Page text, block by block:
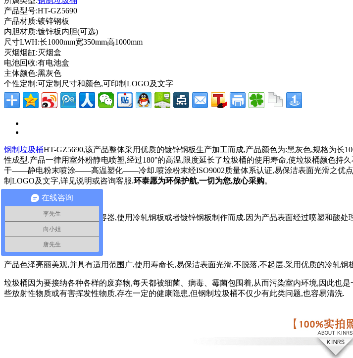
产品型号:HT-GZ5690
产品材质:镀锌钢板
内胆材质:镀锌板内胆(可选)
尺寸LWH:长1000mm宽350mm高1000mm
灭烟烟缸:灭烟盒
电池回收:有电池盒
主体颜色:黑灰色
个性定制:可定制尺寸和颜色,可印制LOGO及文字
钢制垃圾桶HT-GZ5690,该产品整体采用优质的镀锌钢板生产加工而成,产品颜色为:黑灰色,规格为长
性成型.产品一律用室外粉静电喷塑,经过180°的高温,限度延长了垃圾桶的使用寿命,使垃圾
干——静电粉末喷涂——高温塑化——冷却.喷涂粉末经ISO9002质量体系认证,易保洁表面光滑之优点
制LOGO及文字,详见说明或咨询客服.环泰愿为环保护航,一切为您,放心采购。
钢制垃圾桶结构:
钢制垃圾桶一种存放垃圾的容器,使用冷轧钢板或者镀锌钢板制作而成.因为产品表面经过喷塑和酸
有的强大的优势.
产品色泽亮丽美观,并具有适用范围广,使用寿命长,易保洁表面光滑,不脱落,不起层.采用优质的冷轧
垃圾桶因为要接纳各种各样的废弃物,每天都被细菌、病毒、霉菌包围着,从而污染室内环境,因此也
些放射性物质或有害挥发性物质,存在一定的健康隐患,但钢制垃圾桶不仅少有此类问题,也容易清洗.
在线咨询
李先生
向小姐
唐先生